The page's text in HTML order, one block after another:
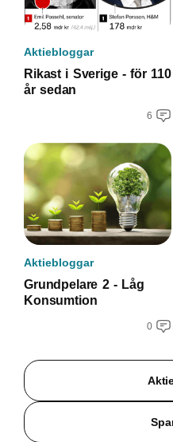
Aktiebloggar
Rikast i Sverige - för 110
år sedan
6
Aktiebloggar
Grundpelare 2 - Låg
Konsumtion
0